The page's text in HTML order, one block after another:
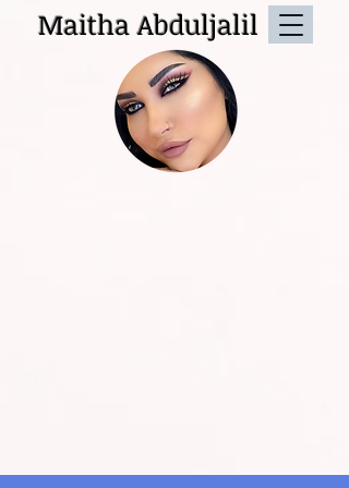
Maitha Abduljalil